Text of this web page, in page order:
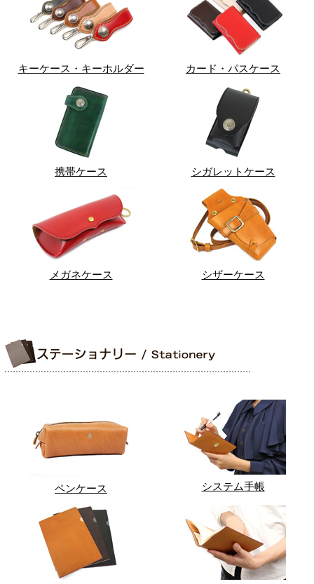
キーケース・キーホルダー カード・パスケース
携帯ケース シガレットケース
メガネケース シザーケース
ペンケース システム手帳